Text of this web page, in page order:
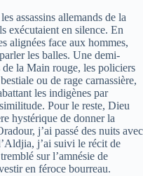
assassins allemands de la
exécutaient en silence. En
alignées face aux hommes,
les balles. Une demi-
la Main rouge, les policiers
ou de rage carnassière,
les indigènes par
Pour le reste, Dieu
hystérique de donner la
j’ai passé des nuits avec
j’ai suivi le récit de
sur l’amnésie de
en féroce bourreau.